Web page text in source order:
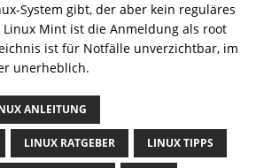
System gibt, der aber kein reguläres
Mint ist die Anmeldung als root
ist für Notfälle unverzichtbar, im
unerheblich.
ANLEITUNG
LINUX RATGEBER LINUX TIPPS